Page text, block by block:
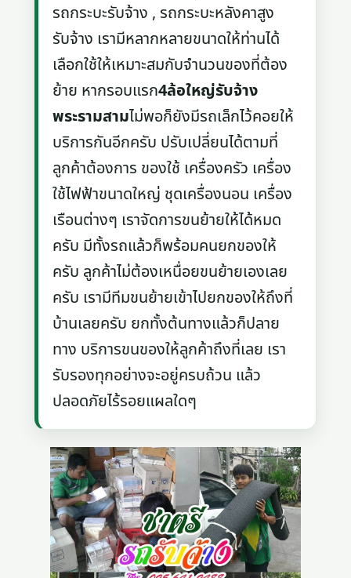
รถกระบะรับจ้าง , รถกระบะหลังคาสูง
รับจ้าง เรามีหลากหลายขนาดให้ท่านได้
เลือกใช้ให้เหมาะสมกับจำนวนของที่ต้อง
ย้าย หากรอบแรก4ล้อใหญ่รับจ้าง
พระรามสามไม่พอก็ยังมีรถเล็กไว้คอยให้
บริการกันอีกครับ ปรับเปลี่ยนได้ตามที่
ลูกค้าต้องการ ของใช้ เครื่องครัว เครื่อง
ใช้ไฟฟ้าขนาดใหญ่ ชุดเครื่องนอน เครื่อง
เรือนต่างๆ เราจัดการขนย้ายให้ได้หมด
ครับ มีทั้งรถแล้วก็พร้อมคนยกของให้
ครับ ลูกค้าไม่ต้องเหนื่อยขนย้ายเองเลย
ครับ เรามีทีมขนย้ายเข้าไปยกของให้ถึงที่
บ้านเลยครับ ยกทั้งต้นทางแล้วก็ปลาย
ทาง บริการขนของให้ลูกค้าถึงที่เลย เรา
รับรองทุกอย่างจะอยู่ครบถ้วน แล้ว
ปลอดภัยไร้รอยแผลใดๆ